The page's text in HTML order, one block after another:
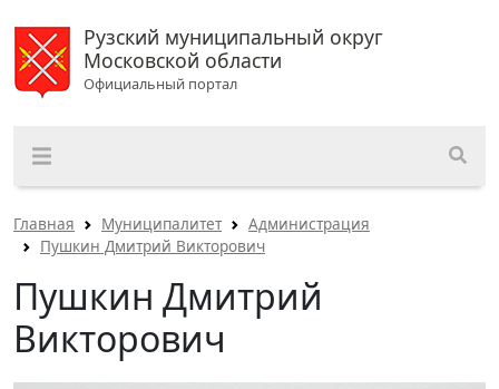
Рузский муниципальный округ
Московской области
Официальный портал
Главная Муниципалитет
Администрация
Пушкин Дмитрий Викторович
Пушкин Дмитрий
Викторович